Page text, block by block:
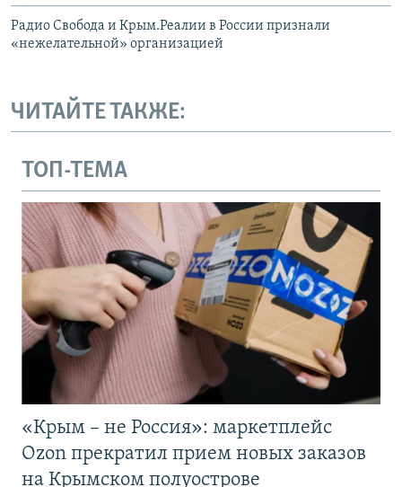
Радио Свобода и Крым.Реалии в России признали
«нежелательной» организацией
ЧИТАЙТЕ ТАКЖЕ:
ТОП-ТЕМА
«Крым – не Россия»: маркетплейс
Ozon прекратил прием новых заказов
на Крымском полуострове